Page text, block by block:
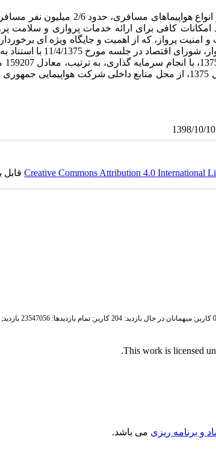
امکانات کافی برای ارائه خدمات پروازی و سلامت
امنیت پرواز، که از اهمیت و جایگاه ویژه ای
در سال 1374 و 96026 میلیون ریال و 32351 هزار دلار در سال 1375، از محل منابع
Creative Commons Attribution 4.0 Internationalقابل
میهمانان در حال بازدید: 204 کاربر; تمام بازدید‌ها: 23547056 بازدید;
This work is licensed
.
و برنامه ریزی می باشد.